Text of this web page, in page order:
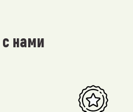
нами